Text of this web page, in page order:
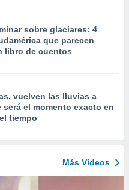
sobre glaciares: 4
que parecen
libro de cuentos
vuelven las lluvias a
será el momento exacto en
tiempo
Más Vídeos